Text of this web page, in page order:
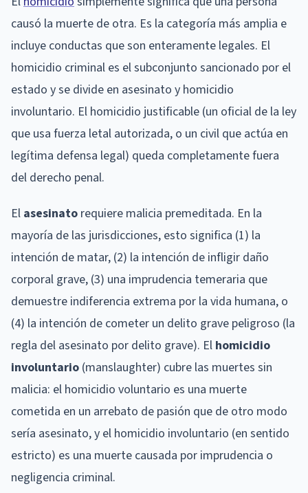
causó la muerte de otra. Es la categoría más amplia e
incluye conductas que son enteramente legales. El
homicidio criminal es el subconjunto sancionado por el
estado y se divide en asesinato y homicidio
involuntario. El homicidio justificable (un oficial de la ley
que usa fuerza letal autorizada, o un civil que actúa en
legítima defensa legal) queda completamente fuera
del derecho penal.
El asesinato requiere malicia premeditada. En la
mayoría de las jurisdicciones, esto significa (1) la
intención de matar, (2) la intención de infligir daño
corporal grave, (3) una imprudencia temeraria que
demuestre indiferencia extrema por la vida humana, o
(4) la intención de cometer un delito grave peligroso (la
regla del asesinato por delito grave). El homicidio
involuntario (manslaughter) cubre las muertes sin
malicia: el homicidio voluntario es una muerte
cometida en un arrebato de pasión que de otro modo
sería asesinato, y el homicidio involuntario (en sentido
estricto) es una muerte causada por imprudencia o
negligencia criminal.